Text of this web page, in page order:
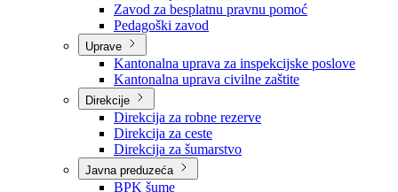
Zavodi
Zavod zdravstvenog osiguranja
Zavod za javno zdravstvo
Zavod za besplatnu pravnu pomoć
Pedagoški zavod
Uprave
Kantonalna uprava za inspekcijske poslove
Kantonalna uprava civilne zaštite
Direkcije
Direkcija za robne rezerve
Direkcija za ceste